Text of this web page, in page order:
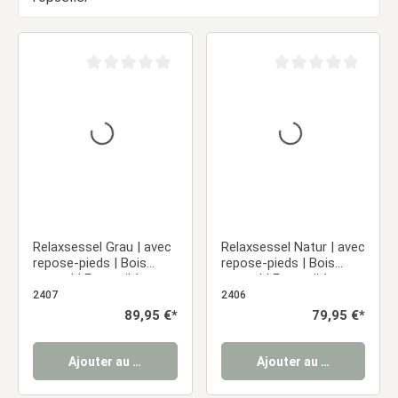
Relaxsessel Grau | avec
repose-pieds | Bois
naturel | Fauteuil à
bascule fauteuil
d’allaitement fauteuil
2407
Prix régulier :
89,95 €*
Ajouter au panier
Relaxsessel Natur | avec
repose-pieds | Bois
naturel | Fauteuil à
bascule fauteuil
d’allaitement fauteuil
2406
Prix régulier :
79,95 €*
Ajouter au panier